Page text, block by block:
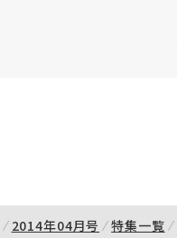
2014年04月号 特集一覧